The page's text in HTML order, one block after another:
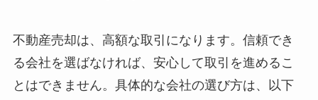
不動産売却は、高額な取引になります。信頼でき
る会社を選ばなければ、安心して取引を進めるこ
とはできません。具体的な会社の選び方は、以下